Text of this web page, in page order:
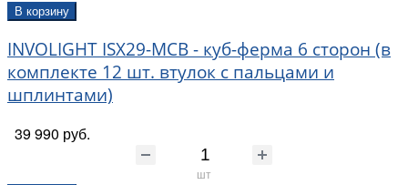
В корзину
INVOLIGHT ISX29-MCB - куб-ферма 6 сторон (в
комплекте 12 шт. втулок с пальцами и
шплинтами)
39 990 руб.
шт